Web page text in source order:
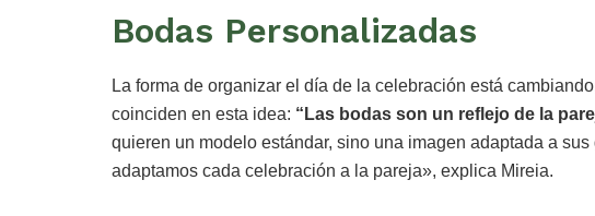
Bodas Personalizadas
La forma de organizar el día de la celebración está
coinciden en esta idea: “Las bodas son un reflejo de la
quieren un modelo estándar, sino una imagen adaptada a
adaptamos cada celebración a la pareja», explica Mireia.